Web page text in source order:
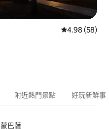
從 58 則評價
4.98 (58)
附近熱門景點 好玩新鮮事
蒙巴薩